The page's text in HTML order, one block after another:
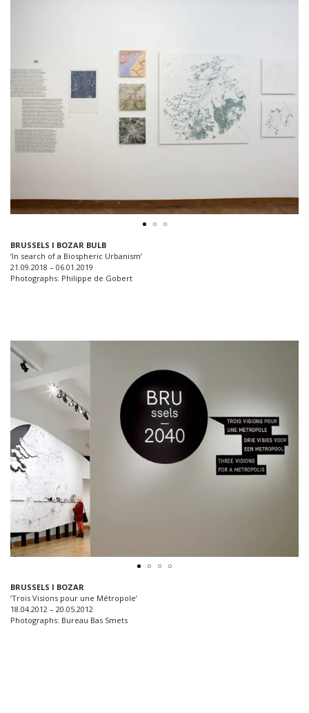
BRUSSELS I BOZAR BULB
‘In search of a Biospheric Urbanism’
21.09.2018 – 06.01.2019
Photographs: Philippe de Gobert
BRUSSELS I BOZAR
‘Trois Visions pour une Métropole’
18.04.2012 – 20.05.2012
Photographs: Bureau Bas Smets